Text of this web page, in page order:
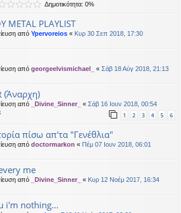
Δημοτικότητα: 0%
METAL PLAYLIST
από Ypervoreios « Κυρ 30 Σεπ 2018, 17:30
από georgeelvismichael_ « Σάβ 18 Αύγ 2018, 21:13
(Άναρχη)
από _Divine_Sinner_ « Σάβ 16 Ιουν 2018, 00:54
1 2 3 4 5 6
πίσω απ'τα "Γενέθλια"
από doctormarkon « Πέμ 07 Ιουν 2018, 06:01
me
από _Divine_Sinner_ « Κυρ 12 Νοέμ 2017, 16:34
i'm nothing...